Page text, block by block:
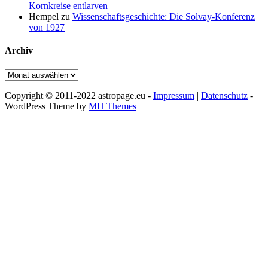
Kornkreise entlarven
Hempel zu Wissenschaftsgeschichte: Die Solvay-Konferenz
von 1927
Archiv
Archiv
Copyright © 2011-2022 astropage.eu - Impressum | Datenschutz -
WordPress Theme by MH Themes